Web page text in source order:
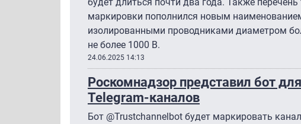
маркировки пополнился новым
изолированными проводниками диаметром
не более 1000 В.
24.06.2025 14:13
Роскомнадзор представил бот
Telegram-каналов
Бот @Trustchannelbot будет маркировать